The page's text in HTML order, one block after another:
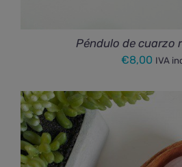
Péndulo de cuarzo
€8,00 IVA